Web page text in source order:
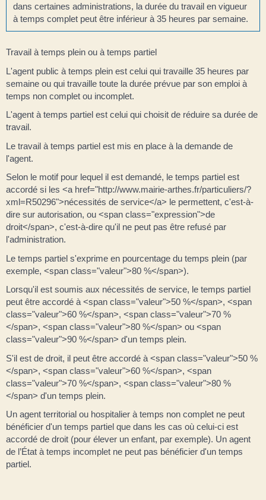
dans certaines administrations, la durée du travail en vigueur
à temps complet peut être inférieur à 35 heures par semaine.
Travail à temps plein ou à temps partiel
L'agent public à temps plein est celui qui travaille 35 heures par
semaine ou qui travaille toute la durée prévue par son emploi à
temps non complet ou incomplet.
L'agent à temps partiel est celui qui choisit de réduire sa durée de
travail.
Le travail à temps partiel est mis en place à la demande de
l'agent.
Selon le motif pour lequel il est demandé, le temps partiel est
accordé si les <a href="http://www.mairie-arthes.fr/particuliers/?
xml=R50296">nécessités de service</a> le permettent, c'est-à-
dire sur autorisation, ou <span class="expression">de
droit</span>, c'est-à-dire qu'il ne peut pas être refusé par
l'administration.
Le temps partiel s'exprime en pourcentage du temps plein (par
exemple, <span class="valeur">80 %</span>).
Lorsqu'il est soumis aux nécessités de service, le temps partiel
peut être accordé à <span class="valeur">50 %</span>, <span
class="valeur">60 %</span>, <span class="valeur">70 %
</span>, <span class="valeur">80 %</span> ou <span
class="valeur">90 %</span> d'un temps plein.
S'il est de droit, il peut être accordé à <span class="valeur">50 %
</span>, <span class="valeur">60 %</span>, <span
class="valeur">70 %</span>, <span class="valeur">80 %
</span> d'un temps plein.
Un agent territorial ou hospitalier à temps non complet ne peut
bénéficier d'un temps partiel que dans les cas où celui-ci est
accordé de droit (pour élever un enfant, par exemple). Un agent
de l’État à temps incomplet ne peut pas bénéficier d'un temps
partiel.